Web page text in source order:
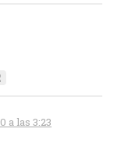
a las 3:23